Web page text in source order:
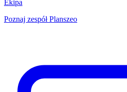
Ekipa
Poznaj zespół Planszeo